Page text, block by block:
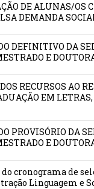
DE ALUNAS/OS
DEMANDA
DEFINITIVO DA
E
RECURSOS AO
EM
PROVISÓRIO DA
E
cronograma de
Linguagem e